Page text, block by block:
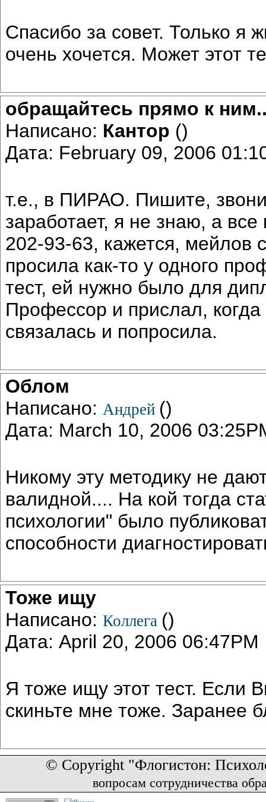
Спасибо за совет. Только я
очень хочется. Может этот
обращайтесь прямо к
Написано: Кантор ()
Дата: February 09, 2006
т.е., в ПИРАО. Пишите,
заработает, я не знаю, а
202-93-63, кажется, мейлов
просила как-то у одного
тест, ей нужно было для
Профессор и прислал,
связалась и попросила.
Облом
Написано: Андрей ()
Дата: March 10, 2006
Никому эту методику не
валидной.... На кой тогда
психологии" было
способности
Тоже ищу
Написано: Коллега ()
Дата: April 20, 2006 06:47PM
Я тоже ищу этот тест.
скиньте мне тоже. Заранее
© Copyright "Флогистон:
вопросам сотрудничества